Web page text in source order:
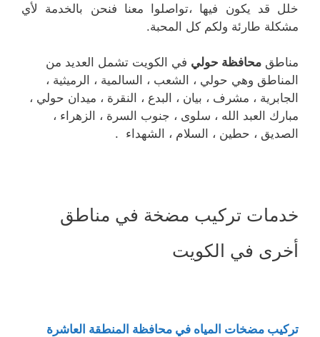
خلل قد يكون فيها ،تواصلوا معنا فنحن بالخدمة لأي
مشكلة طارئة ولكم كل المحبة.
مناطق محافظة حولي في الكويت تشمل العديد من
المناطق وهي حولي ، الشعب ، السالمية ، الرميثية ،
الجابرية ، مشرف ، بيان ، البدع ، النقرة ، ميدان حولي ،
مبارك العبد الله ، سلوى ، جنوب السرة ، الزهراء ،
الصديق ، حطين ، السلام ، الشهداء .
خدمات تركيب مضخة في مناطق
أخرى في الكويت
تركيب مضخات المياه في محافظة المنطقة العاشرة